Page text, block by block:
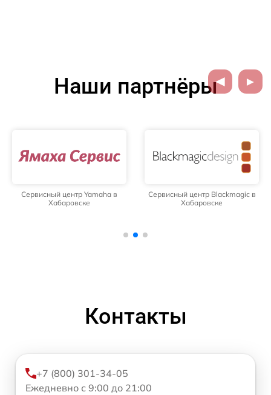
Наши партнёры
Сервисный центр Yamaha в
Хабаровске
Сервисный центр Blackmagic в
Хабаровске
Контакты
+7 (800) 301-34-05
Ежедневно с 9:00 до 21:00